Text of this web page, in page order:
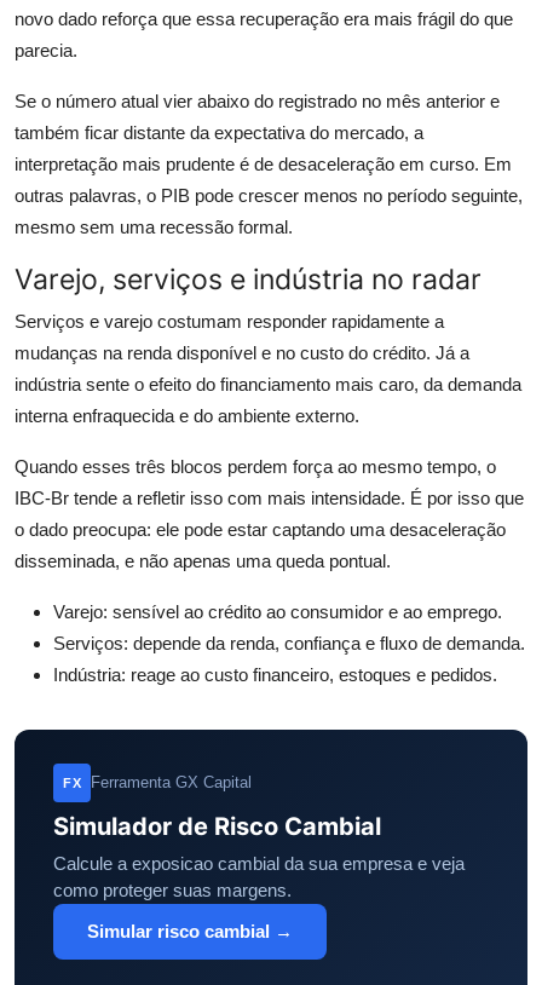
novo dado reforça que essa recuperação era mais frágil do que
parecia.
Se o número atual vier abaixo do registrado no mês anterior e
também ficar distante da expectativa do mercado, a
interpretação mais prudente é de desaceleração em curso. Em
outras palavras, o PIB pode crescer menos no período seguinte,
mesmo sem uma recessão formal.
Varejo, serviços e indústria no radar
Serviços e varejo costumam responder rapidamente a
mudanças na renda disponível e no custo do crédito. Já a
indústria sente o efeito do financiamento mais caro, da demanda
interna enfraquecida e do ambiente externo.
Quando esses três blocos perdem força ao mesmo tempo, o
IBC-Br tende a refletir isso com mais intensidade. É por isso que
o dado preocupa: ele pode estar captando uma desaceleração
disseminada, e não apenas uma queda pontual.
Varejo: sensível ao crédito ao consumidor e ao emprego.
Serviços: depende da renda, confiança e fluxo de demanda.
Indústria: reage ao custo financeiro, estoques e pedidos.
FX Ferramenta GX Capital
Simulador de Risco Cambial
Calcule a exposicao cambial da sua empresa e veja
como proteger suas margens.
Simular risco cambial →